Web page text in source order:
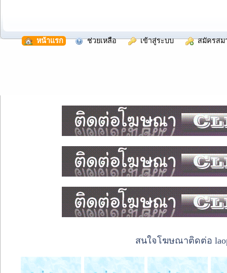
หน้าแรก ช่วยเหลือ เข้าสู่ระบบ สมัครสม
สนใจโฆษณาติดต่อ